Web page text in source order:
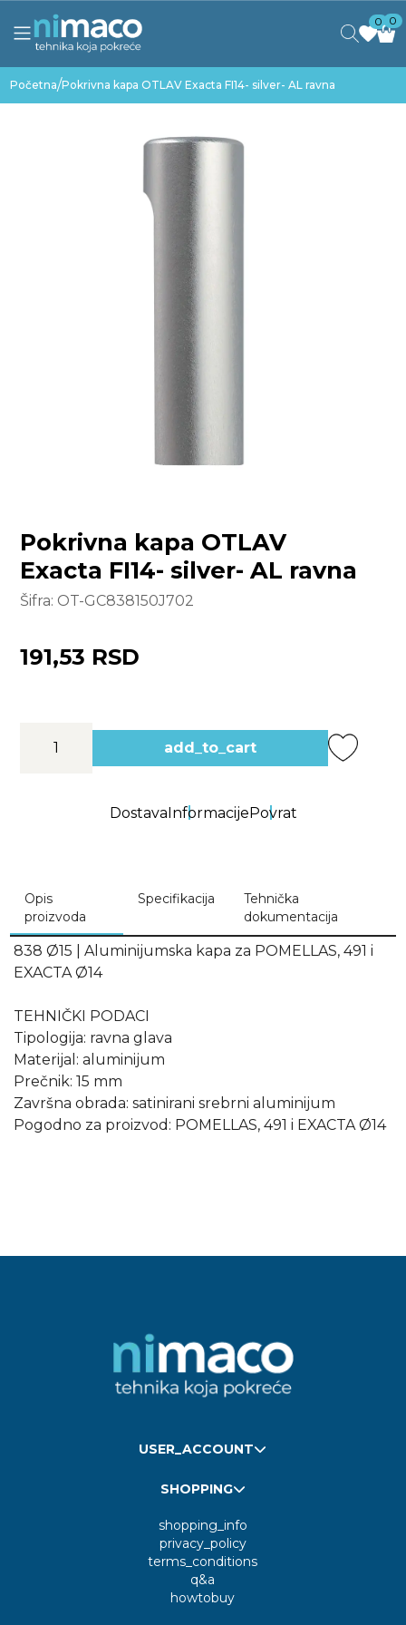
0 0
Početna/Pokrivna kapa OTLAV Exacta FI14- silver- AL ravna
Pokrivna kapa OTLAV
Exacta FI14- silver- AL ravna
Šifra: OT-GC838150J702
191,53 RSD
add_to_cart
DostavaInformacijePovrat
Opis
proizvoda
Specifikacija
Tehnička
dokumentacija
838 Ø15 | Aluminijumska kapa za POMELLAS, 491 i
EXACTA Ø14
TEHNIČKI PODACI
Tipologija: ravna glava
Materijal: aluminijum
Prečnik: 15 mm
Završna obrada: satinirani srebrni aluminijum
Pogodno za proizvod: POMELLAS, 491 i EXACTA Ø14
USER_ACCOUNT
SHOPPING
shopping_info
privacy_policy
terms_conditions
q&a
howtobuy